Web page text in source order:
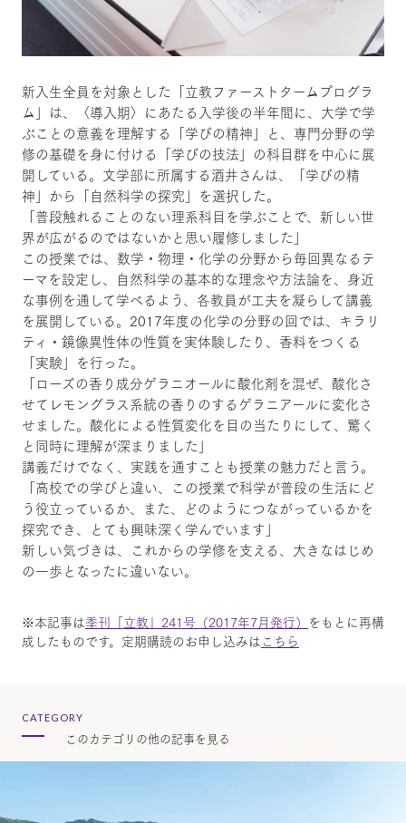
新入生全員を対象とした「立教ファーストタームプログラ
ム」は、〈導入期〉にあたる入学後の半年間に、大学で学
ぶことの意義を理解する「学びの精神」と、専門分野の学
修の基礎を身に付ける「学びの技法」の科目群を中心に展
開している。文学部に所属する酒井さんは、「学びの精
神」から「自然科学の探究」を選択した。
「普段触れることのない理系科目を学ぶことで、新しい世
界が広がるのではないかと思い履修しました」
この授業では、数学・物理・化学の分野から毎回異なるテ
ーマを設定し、自然科学の基本的な理念や方法論を、身近
な事例を通して学べるよう、各教員が工夫を凝らして講義
を展開している。2017年度の化学の分野の回では、キラリ
ティ・鏡像異性体の性質を実体験したり、香料をつくる
「実験」を行った。
「ローズの香り成分ゲラニオールに酸化剤を混ぜ、酸化さ
せてレモングラス系統の香りのするゲラニアールに変化さ
せました。酸化による性質変化を目の当たりにして、驚く
と同時に理解が深まりました」
講義だけでなく、実践を通すことも授業の魅力だと言う。
「高校での学びと違い、この授業で科学が普段の生活にど
う役立っているか、また、どのようにつながっているかを
探究でき、とても興味深く学んでいます」
新しい気づきは、これからの学修を支える、大きなはじめ
の一歩となったに違いない。
※本記事は季刊「立教」241号（2017年7月発行） をもとに再構
成したものです。定期購読のお申し込みはこちら
CATEGORY
このカテゴリの他の記事を見る